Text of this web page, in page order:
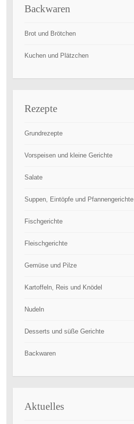
Backwaren
Brot und Brötchen
Kuchen und Plätzchen
Rezepte
Grundrezepte
Vorspeisen und kleine Gerichte
Salate
Suppen, Eintöpfe und Pfannengerichte
Fischgerichte
Fleischgerichte
Gemüse und Pilze
Kartoffeln, Reis und Knödel
Nudeln
Desserts und süße Gerichte
Backwaren
Aktuelles